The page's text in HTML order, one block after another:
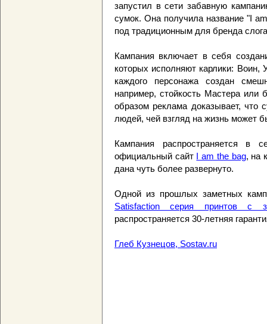
запустил в сети забавную
сумок. Она получила название "I
под традиционным для бренда
Кампания включает в себя
которых исполняют карлики: Воин,
каждого персонажа создан
например, стойкость Мастера или
образом реклама доказывает,
людей, чей взгляд на жизнь может
Кампания распространяется в
официальный сайт I am the bag, на
дана чуть более развернуто.
Одной из прошлых заметных
Satisfaction серия принтов с
распространяется 30-летняя
Глеб Кузнецов, Sostav.ru